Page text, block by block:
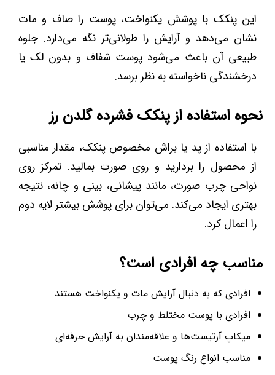
این پنکک با پوشش یکنواخت، پوست را صاف و مات
نشان می‌دهد و آرایش را طولانی‌تر نگه می‌دارد. جلوه
طبیعی آن باعث می‌شود پوست شفاف و بدون لک یا
درخشندگی ناخواسته به نظر برسد.
نحوه استفاده از پنکک فشرده گلدن رز
با استفاده از پد یا براش مخصوص پنکک، مقدار مناسبی
از محصول را بردارید و روی صورت بمالید. تمرکز روی
نواحی چرب صورت، مانند پیشانی، بینی و چانه، نتیجه
بهتری ایجاد می‌کند. می‌توان برای پوشش بیشتر لایه دوم
را اعمال کرد.
مناسب چه افرادی است؟
افرادی که به دنبال آرایش مات و یکنواخت هستند
افرادی با پوست مختلط و چرب
میکاپ آرتیست‌ها و علاقه‌مندان به آرایش حرفه‌ای
مناسب انواع رنگ پوست